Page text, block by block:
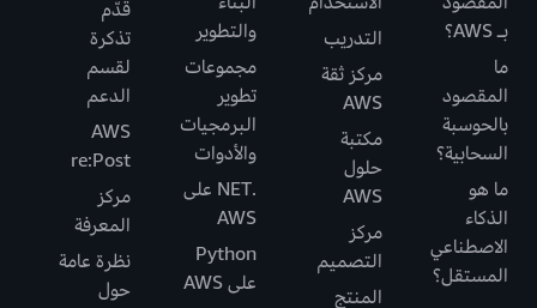
بـ AWS؟
ما
المقصود
بالحوسبة
السحابية؟
ما هو
الذكاء
الاصطناعي
المستقل؟
التدريب
مركز ثقة
AWS
مكتبة
حلول
AWS
مركز
التصميم
المنتج
والتطوير
مجموعات
تطوير
البرمجيات
والأدوات
.NET على
AWS
Python
على AWS
قدّم
تذكرة
لقسم
الدعم
AWS
re:Post
مركز
المعرفة
نظرة عامة
حول